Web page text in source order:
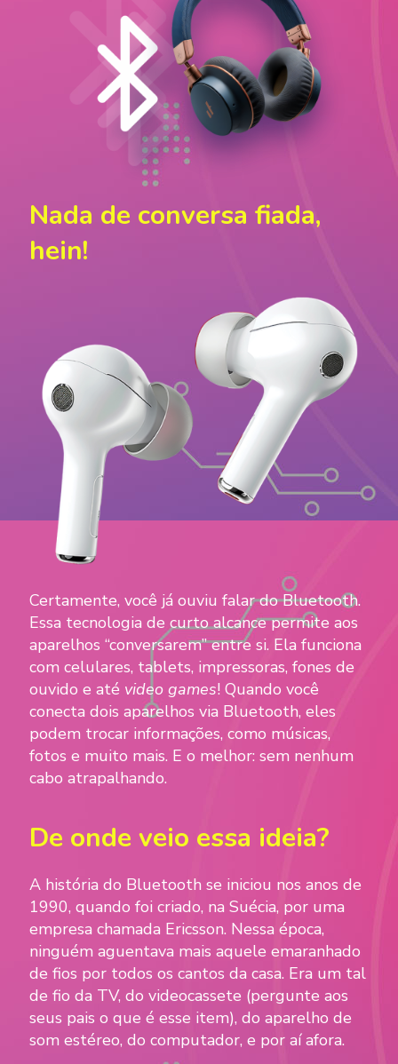
Nada de conversa fiada,
hein!
Certamente, você já ouviu falar do Bluetooth.
Essa tecnologia de curto alcance permite aos
aparelhos “conversarem” entre si. Ela funciona
com celulares, tablets, impressoras, fones de
ouvido e até video games! Quando você
conecta dois aparelhos via Bluetooth, eles
podem trocar informações, como músicas,
fotos e muito mais. E o melhor: sem nenhum
cabo atrapalhando.
De onde veio essa ideia?
A história do Bluetooth se iniciou nos anos de
1990, quando foi criado, na Suécia, por uma
empresa chamada Ericsson. Nessa época,
ninguém aguentava mais aquele emaranhado
de fios por todos os cantos da casa. Era um tal
de fio da TV, do videocassete (pergunte aos
seus pais o que é esse item), do aparelho de
som estéreo, do computador, e por aí afora.